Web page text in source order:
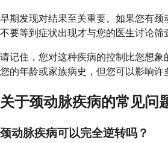
早期发现对结果至关重要。如果您有颈
不要等到症状出现才与您的医生讨论筛
请记住，您对这种疾病的控制比您想象
您的年龄或家族病史，但您可以影响许
关于颈动脉疾病的常见问
颈动脉疾病可以完全逆转吗？